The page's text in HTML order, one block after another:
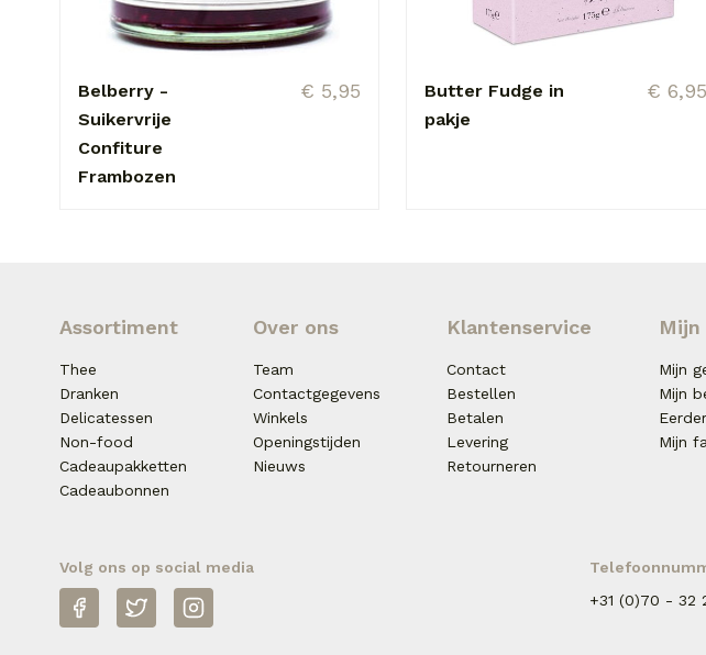
Belberry -
Suikervrije
Confiture
Frambozen
€ 5,95
Butter Fudge in
pakje
€ 6,95
Assortiment
Thee
Dranken
Delicatessen
Non-food
Cadeaupakketten
Cadeaubonnen
Over ons
Team
Contactgegevens
Winkels
Openingstijden
Nieuws
Klantenservice
Contact
Bestellen
Betalen
Levering
Retourneren
Mijn
Mijn
Mijn
Mijn
Volg ons op social media
+31 (0)70 - 32